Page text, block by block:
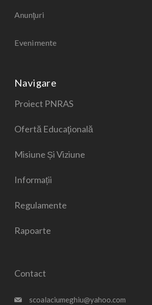
Anunţuri
Evenimente
Navigare
Proiect PNRAS
Ofertă Educaţională
Misiune Și Viziune
Informații
Regulamente
Rapoarte
Contact
scoalaciumeghiu@yahoo.com